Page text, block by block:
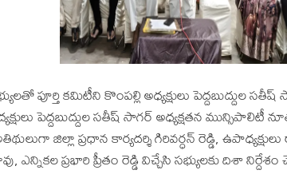
పూర్తి కమిటీని కొంపల్లి అధ్యక్షులు పెద్దబుద్దుల
పెద్దబుద్దుల సతీష్ సాగర్ అధ్యక్షతన మున్సిపాలిటీ
జిల్లా ప్రధాన కార్యదర్శి గిరివర్ధన్ రెడ్డి,
ప్రభారి ప్రీతం రెడ్డి విచ్చేసి సభ్యులకు దిశా నిర్దేశం